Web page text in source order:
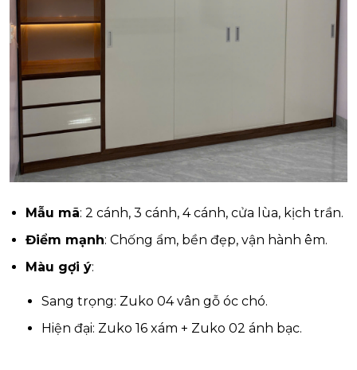
Mẫu mã: 2 cánh, 3 cánh, 4 cánh, cửa lùa, kịch trần.
Điểm mạnh: Chống ẩm, bền đẹp, vận hành êm.
Màu gợi ý:
Sang trọng: Zuko 04 vân gỗ óc chó.
Hiện đại: Zuko 16 xám + Zuko 02 ánh bạc.